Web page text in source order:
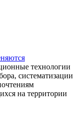
технологии
систематизации
на территории